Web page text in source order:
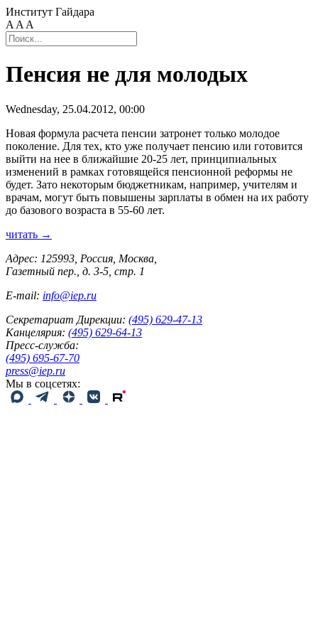
Институт Гайдара
A A A
Пенсия не для молодых
Wednesday, 25.04.2012, 00:00
Новая формула расчета пенсии затронет только молодое
поколение. Для тех, кто уже получает пенсию или готовится
выйти на нее в ближайшие 20-25 лет, принципиальных
изменений в рамках готовящейся пенсионной реформы не
будет. Зато некоторым бюджетникам, например, учителям и
врачам, могут быть повышены зарплаты в обмен на их работу
до базового возраста в 55-60 лет.
читать →
Адрес: 125993, Россия, Москва,
Газетный пер., д. 3-5, стр. 1
E-mail: info@iep.ru
Секретариат Дирекции: (495) 629-47-13
Канцелярия: (495) 629-64-13
Пресс-служба:
(495) 695-67-70
press@iep.ru
Мы в соцсетях: